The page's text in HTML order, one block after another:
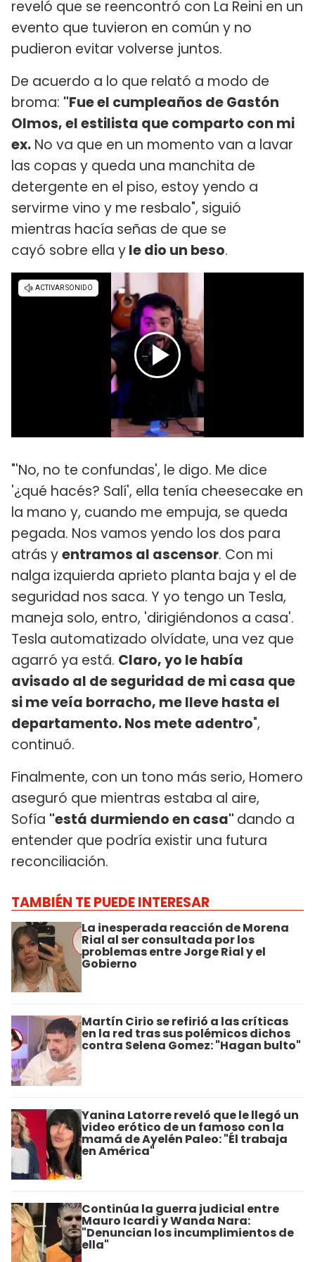
reveló que se reencontró con La Reini en un
evento que tuvieron en común y no
pudieron evitar volverse juntos.
De acuerdo a lo que relató a modo de
broma: "Fue el cumpleaños de Gastón
Olmos, el estilista que comparto con mi
ex. No va que en un momento van a lavar
las copas y queda una manchita de
detergente en el piso, estoy yendo a
servirme vino y me resbalo", siguió
mientras hacía señas de que se
cayó sobre ella yle dio un beso.
"'No, no te confundas', le digo. Me dice
'¿qué hacés? Salí', ella tenía cheesecake en
la mano y, cuando me empuja, se queda
pegada. Nos vamos yendo los dos para
atrás yentramos al ascensor. Con mi
nalga izquierda aprieto planta baja y el de
seguridad nos saca. Y yo tengo un Tesla,
maneja solo, entro, 'dirigiéndonos a casa'.
Tesla automatizado olvídate, una vez que
agarró ya está. Claro, yo le había
avisado al de seguridad de mi casa que
si me veía borracho, me lleve hasta el
departamento. Nos mete adentro",
continuó.
Finalmente, con un tono más serio, Homero
aseguró que mientras estaba al aire,
Sofía "está durmiendo en casa" dando a
entender que podría existir una futura
reconciliación.
TAMBIÉN TE PUEDE INTERESAR
La inesperada reacción de Morena
Rial al ser consultada por los
problemas entre Jorge Rial y el
Gobierno
Martín Cirio se refirió a las críticas
en la red tras sus polémicos dichos
contra Selena Gomez: "Hagan bulto"
Yanina Latorre reveló que le llegó un
video erótico de un famoso con la
mamá de Ayelén Paleo: "Él trabaja
en América"
Continúa la guerra judicial entre
Mauro Icardi y Wanda Nara:
"Denuncian los incumplimientos de
ella"